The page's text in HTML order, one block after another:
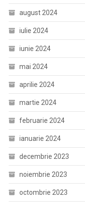
august 2024
iulie 2024
iunie 2024
mai 2024
aprilie 2024
martie 2024
februarie 2024
ianuarie 2024
decembrie 2023
noiembrie 2023
octombrie 2023